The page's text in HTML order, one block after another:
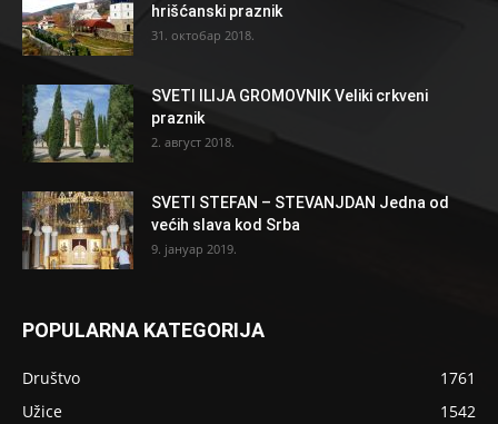
hrišćanski praznik
31. октобар 2018.
SVETI ILIJA GROMOVNIK Veliki crkveni
praznik
2. август 2018.
SVETI STEFAN – STEVANJDAN Jedna od
većih slava kod Srba
9. јануар 2019.
POPULARNA KATEGORIJA
Društvo
1761
Užice
1542